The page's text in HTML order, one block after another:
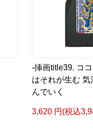
-挿画title39. コ
はそれが生む
んでいく
3,620 円(税込